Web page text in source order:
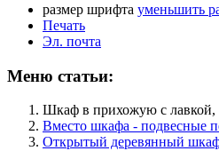
размер шрифта уменьшить
Печать
Эл. почта
Меню статьи:
Шкаф в прихожую с лавкой,
Вместо шкафа - подвесные
Открытый деревянный